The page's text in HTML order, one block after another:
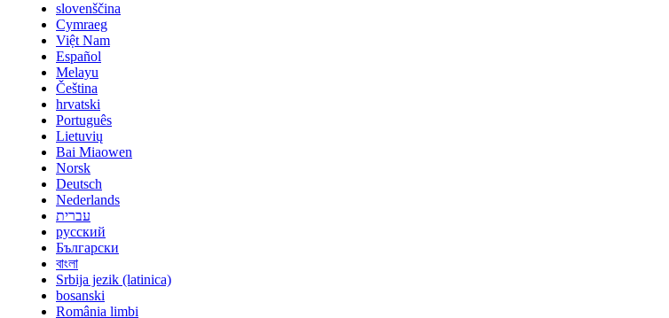
slovenščina
Cymraeg
Việt Nam
Español
Melayu
Čeština
hrvatski
Português
Lietuvių
Bai Miaowen
Norsk
Deutsch
Nederlands
עברית
русский
Български
বাংলা
Srbija jezik (latinica)
bosanski
România limbi